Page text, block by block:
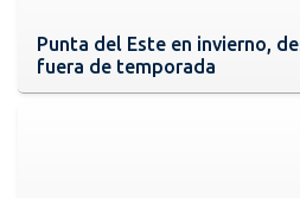
Punta del Este en invierno,
fuera de temporada